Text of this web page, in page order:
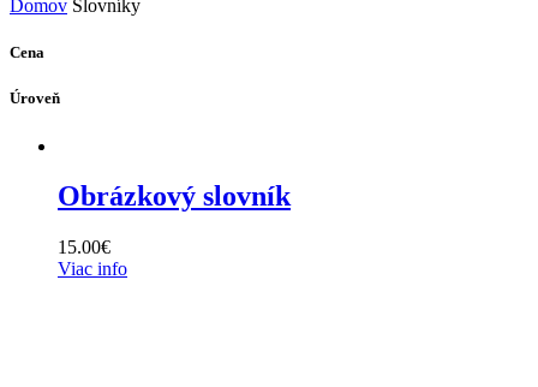
Domov Slovníky
Cena
Úroveň
Obrázkový slovník
15.00€
Viac info